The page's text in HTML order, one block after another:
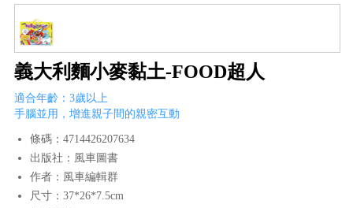
義大利麵小麥黏土-FOOD超人
適合年齡：3歲以上
手腦並用，增進親子間的親密互動
條碼：4714426207634
出版社：風車圖書
作者：風車編輯群
尺寸：37*26*7.5cm